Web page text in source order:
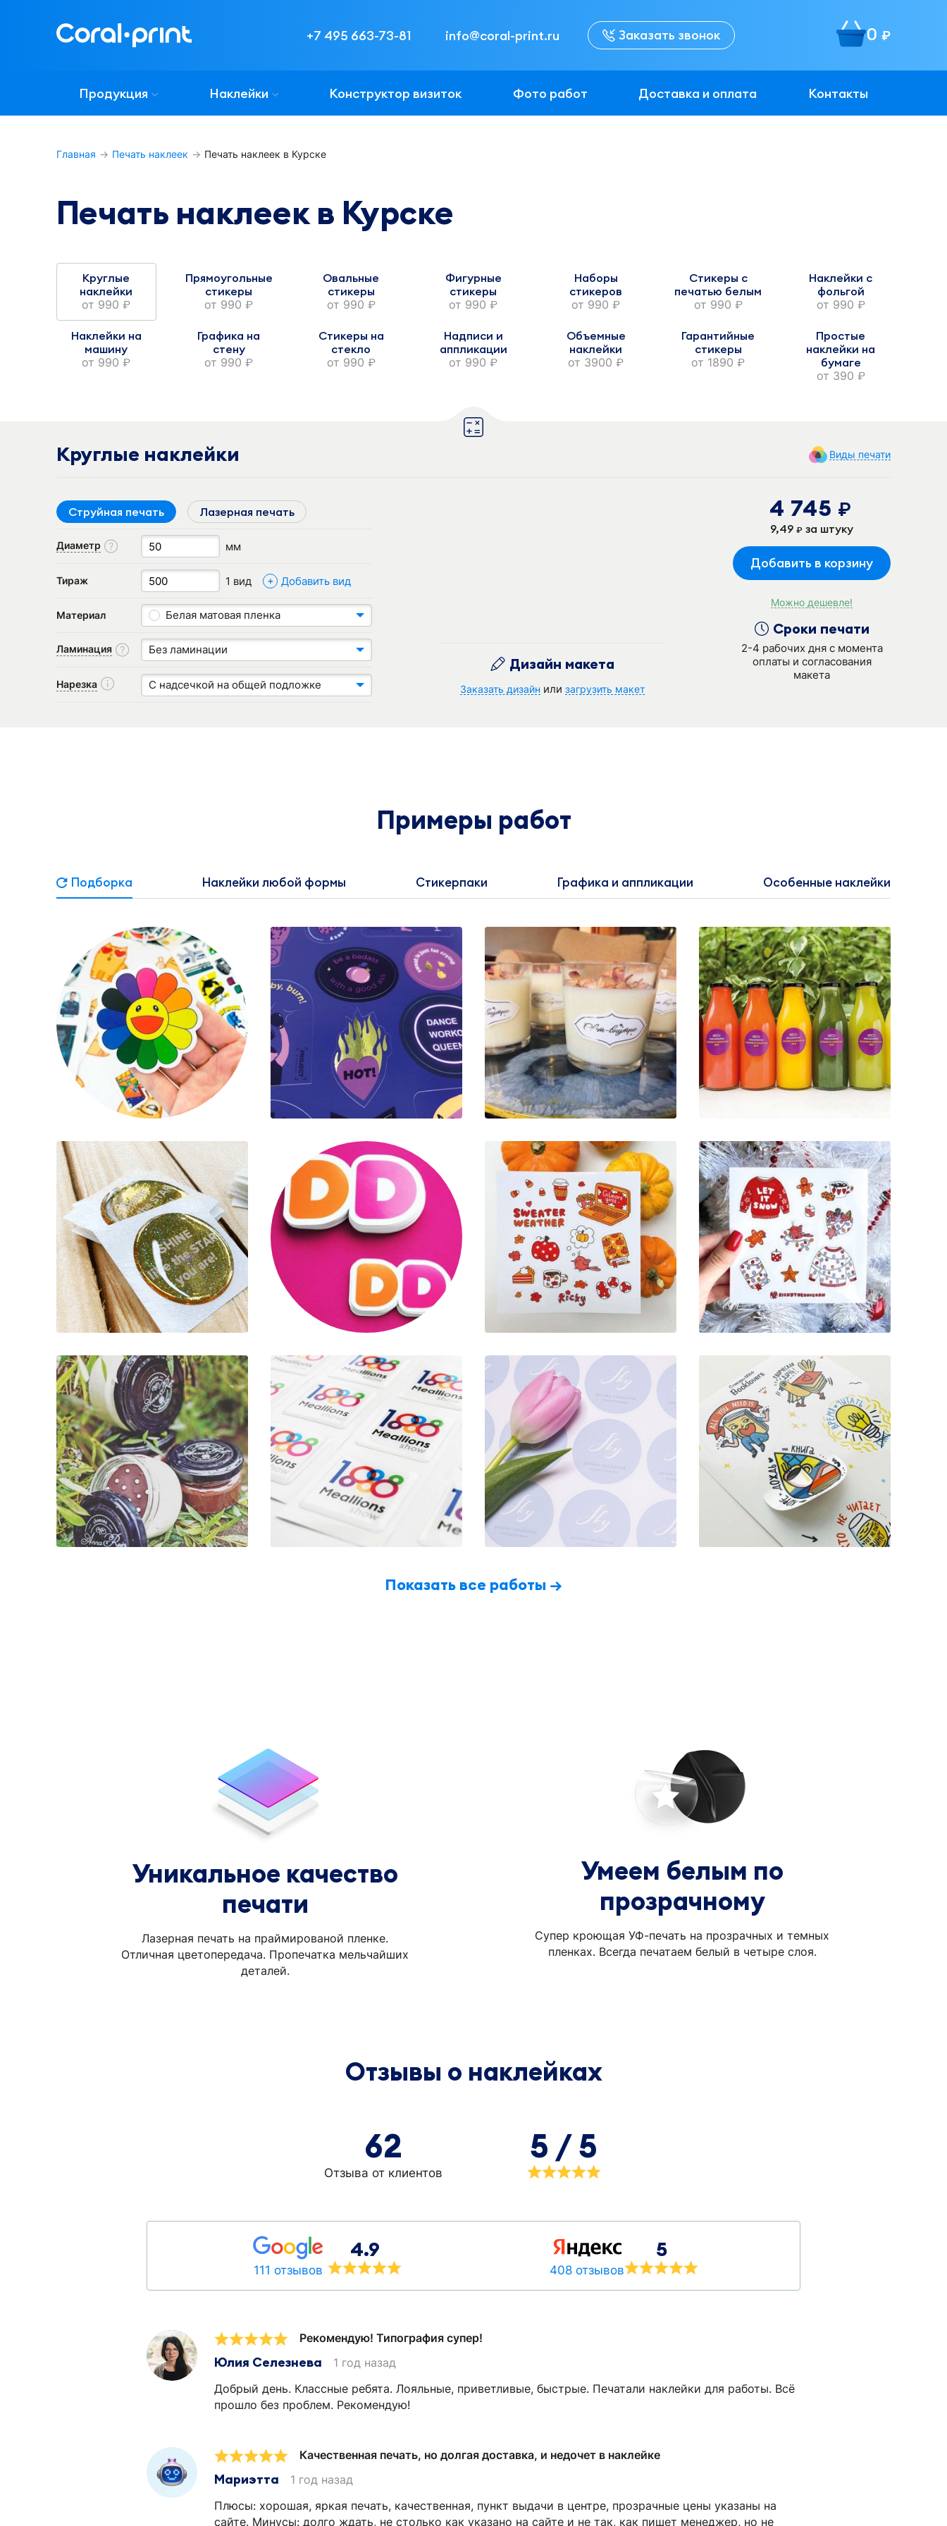
виде:
%w-f%
виде:
%w-f%
+7 495 663-73-81 info@coral-print.ru Заказать звонок 0 руб.
Продукция Наклейки Конструктор визиток Фото работ Доставка и оплата Контакты
Главная Печать наклеек Печать наклеек в Курске
Печать наклеек в Курске
Круглые
наклейки
от 990 руб.
Прямоугольные
стикеры
от 990 руб.
Овальные
стикеры
от 990 руб.
Фигурные
стикеры
от 990 руб.
Наборы
стикеров
от 990 руб.
Стикеры с
печатью белым
от 990 руб.
Наклейки с
фольгой
от 990 руб.
Наклейки на
машину
от 990 руб.
Графика на
стену
от 990 руб.
Стикеры на
стекло
от 990 руб.
Надписи и
аппликации
от 990 руб.
Объемные
наклейки
от 3900 руб.
Гарантийные
стикеры
от 1890 руб.
Простые
наклейки на
бумаге
от 390 руб.
Круглые наклейки Виды печати
Струйная печать Лазерная печать
Диаметр мм
Тираж 1 вид + Добавить вид
Материал Белая матовая пленка
Ламинация Без ламинации
Нарезка С надсечкой на общей подложке
Дизайн макета
Заказать дизайн или загрузить макет
4 745 руб.
9,49 руб. за штуку
Добавить в корзину
Можно дешевле!
Сроки печати
2-4 рабочих дня с момента
оплаты и согласования
макета
Примеры работ
Подборка Наклейки любой формы Стикерпаки Графика и аппликации Особенные наклейки
Показать все работы →
Уникальное качество
печати
Лазерная печать на праймированой пленке.
Отличная цветопередача. Пропечатка мельчайших
деталей.
Умеем белым по
прозрачному
Супер кроющая УФ-печать на прозрачных и темных
пленках. Всегда печатаем белый в четыре слоя.
Отзывы о наклейках
62
Отзыва от клиентов
5 / 5
111 отзывов
4.9
408 отзывов
5
Рекомендую! Типография супер!
Юлия Селезнева
1 год назад
Добрый день. Классные ребята. Лояльные, приветливые, быстрые. Печатали наклейки для работы. Всё
прошло без проблем. Рекомендую!
Качественная печать, но долгая доставка, и недочет в наклейке
Мариэтта
1 год назад
Плюсы: хорошая, яркая печать, качественная, пункт выдачи в центре, прозрачные цены указаны на
сайте. Минусы: долго ждать, не столько как указано на сайте и не так, как пишет менеджер, но не